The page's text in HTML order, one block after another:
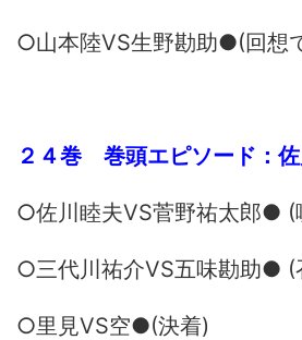
○山本陸VS生野勘助●(回想
２４巻 巻頭エピソード：
○佐川睦夫VS菅野祐太郎● (
○三代川祐介VS五味勘助● (
○里見VS空●(決着)